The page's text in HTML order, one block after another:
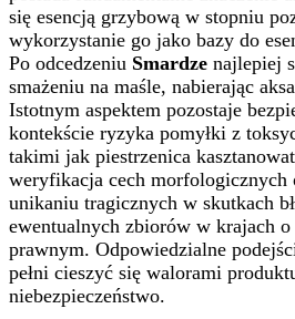
się esencją grzybową w stopniu
wykorzystanie go jako bazy do
Po odcedzeniu Smardze najlepiej
smażeniu na maśle, nabierając
Istotnym aspektem pozostaje
kontekście ryzyka pomyłki z
takimi jak piestrzenica
weryfikacja cech morfologicznych
unikaniu tragicznych w skutkach
ewentualnych zbiorów w krajach
prawnym. Odpowiedzialne
pełni cieszyć się walorami
niebezpieczeństwo.